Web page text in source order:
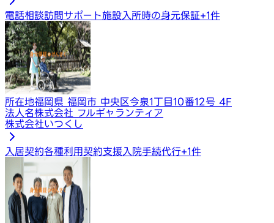
電話相談訪問サポート施設入所時の身元保証+1件
所在地福岡県 福岡市 中央区今泉1丁目10番12号 4F
法人名株式会社 フルギャランティア
株式会社いつくし
入居契約​​​各種利用契約支援入院手続代行+1件